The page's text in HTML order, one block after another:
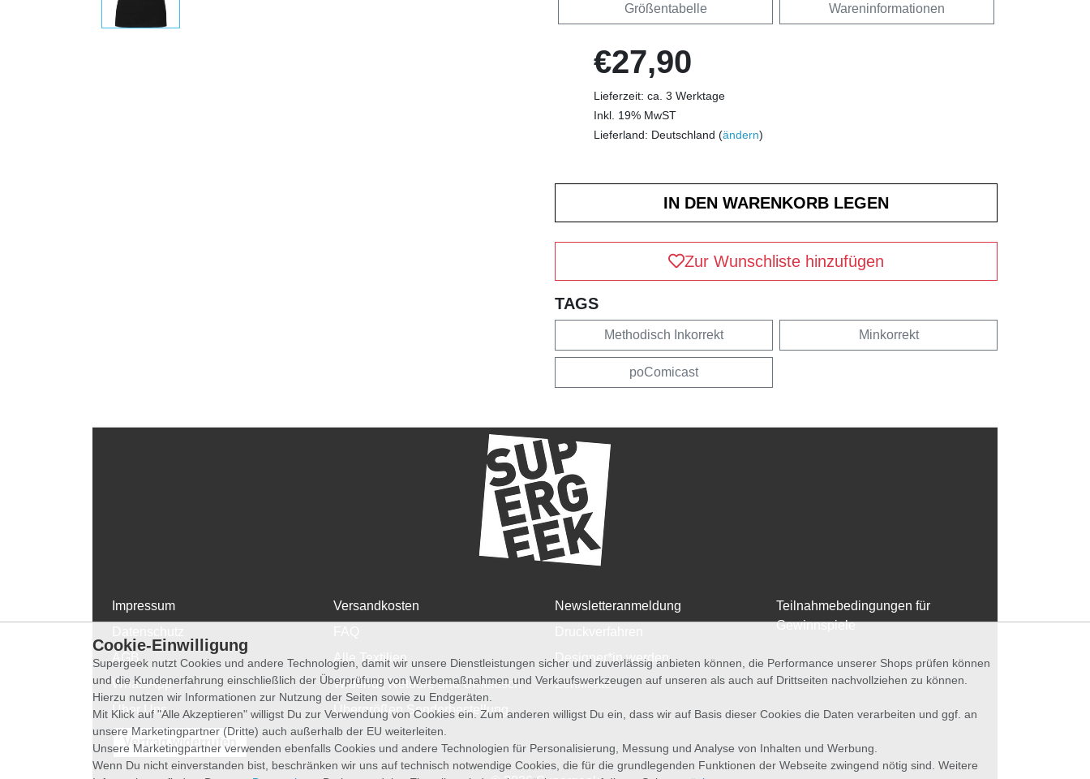
Größentabelle Wareninformationen
€27,90
Lieferzeit: ca. 3 Werktage
Inkl. 19% MwST
Lieferland: Deutschland (ändern)
Zur Wunschliste hinzufügen
TAGS
Methodisch Inkorrekt Minkorrekt
poComicast
Impressum
WhatsApp
Über Uns
Versandkosten
Alle Textilien
Widerruf, Retoure und Umtausch
Übergrößen Sonderbestellung
Newsletteranmeldung
Designer*in werden
Zertifikate
Teilnahmebedingungen für
Gewinnspiele
Vertrag widerrufen
Cookie-Einwilligung
Supergeek nutzt Cookies und andere Technologien, damit wir unsere Dienstleistungen sicher und zuverlässig anbieten können, die Performance unserer Shops prüfen können
und die Kundenerfahrung einschließlich der Überprüfung von Werbemaßnahmen und Verkaufswerkzeugen auf unseren als auch auf Drittseiten nachvollziehen zu können.
Hierzu nutzen wir Informationen zur Nutzung der Seiten sowie zu Endgeräten.
Mit Klick auf "Alle Akzeptieren" willigst Du zur Verwendung von Cookies ein. Zum anderen willigst Du ein, dass wir auf Basis dieser Cookies die Daten verarbeiten und ggf. an
unsere Marketingpartner (Dritte) auch außerhalb der EU weiterleiten.
Unsere Marketingpartner verwenden ebenfalls Cookies und andere Technologien für Personalisierung, Messung und Analyse von Inhalten und Werbung.
Wenn Du nicht einverstanden bist, beschränken wir uns auf technisch notwendige Cookies, die für die grundlegenden Funktionen der Webseite zwingend nötig sind. Weitere